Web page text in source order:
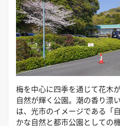
梅を中心に四季を通じて花木
自然が輝く公園。潮の香り漂
は、光市のイメージである「
かな自然と都市公園としての